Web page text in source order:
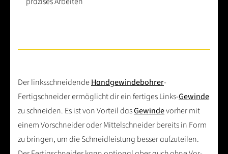
Der linksschneidendeHandgewindebohrer-
Fertigschneider ermöglicht dir ein fertiges Links-Gewinde
zu schneiden. Es ist von Vorteil dasGewindevorher mit
einem Vorschneider oder Mittelschneider bereits in Form
zu bringen, um die Schneidleistung besser aufzuteilen.